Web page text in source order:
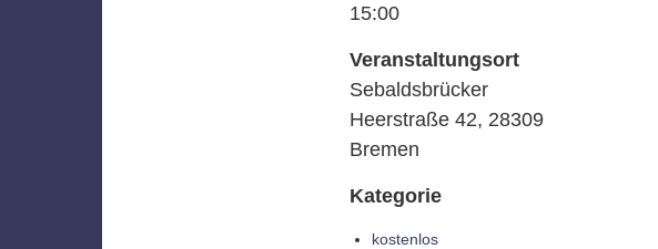
15:00
Veranstaltungsort
Sebaldsbrücker
Heerstraße 42, 28309
Bremen
Kategorie
kostenlos